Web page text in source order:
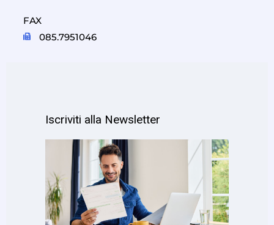
FAX
085.7951046